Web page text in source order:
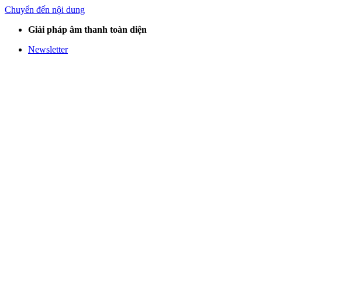
Chuyển đến nội dung
Giải pháp âm thanh toàn diện
Newsletter